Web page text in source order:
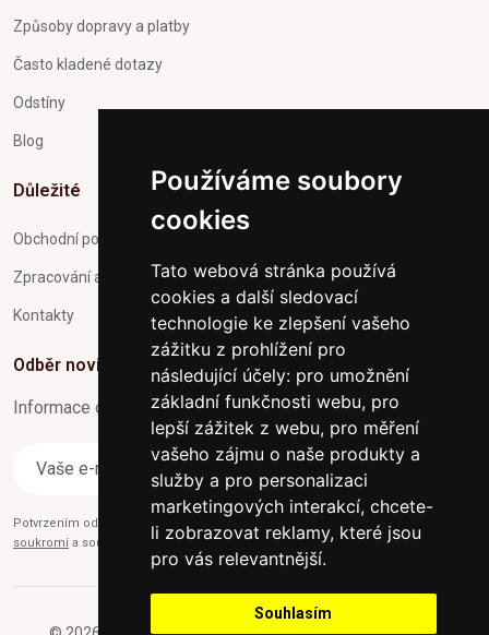
Používáme soubory
cookies
Tato webová stránka používá
cookies a další sledovací
technologie ke zlepšení vašeho
zážitku z prohlížení pro
následující účely: pro umožnění
základní funkčnosti webu, pro
lepší zážitek z webu, pro měření
vašeho zájmu o naše produkty a
služby a pro personalizaci
marketingových interakcí, chcete-
li zobrazovat reklamy, které jsou
pro vás relevantnější.
Souhlasím
Způsoby dopravy a platby
Často kladené dotazy
Odstíny
Blog
Důležité
Obchodní podmínky
Zpracování a ochrana osobních údajů
Kontakty
Odběr novinek
Informace o Novinkách a užitečné rady max. 1x za týden
Odebírat
Potvrzením odběru současně souhlasíte s našimi podmínkami o
soukromí a současně nám udělujete souhlas se zasíláním obchodních e-mailů.